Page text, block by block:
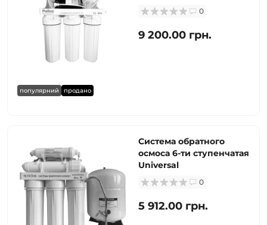
популярний продано
0
9 200.00 грн.
Система обратного
осмоса 6-ти ступенчатая
Universal
0
5 912.00 грн.